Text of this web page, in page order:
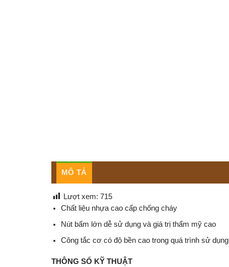
MÔ TẢ
Lượt xem: 715
Chất liệu nhựa cao cấp chống cháy
Nút bấm lớn dễ sử dụng và giá trị thẩm mỹ cao
Công tắc cơ có độ bền cao trong quá trình sử dụng
THÔNG SỐ KỸ THUẬT